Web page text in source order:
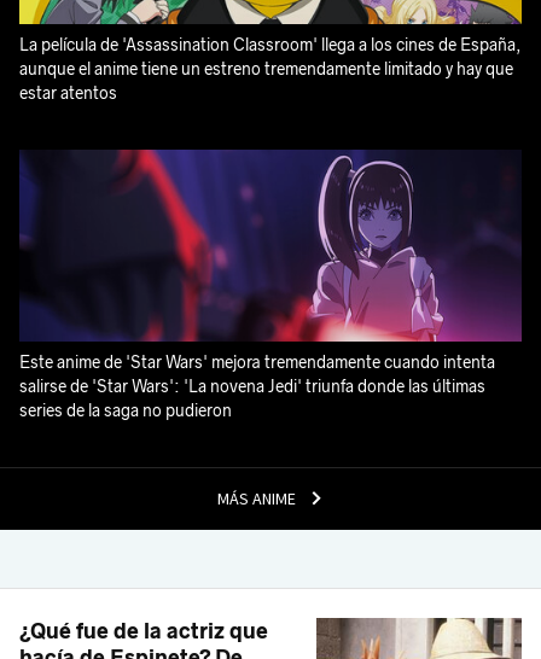
MÁS ANIME
La película de 'Assassination Classroom' llega a los cines de España,
aunque el anime tiene un estreno tremendamente limitado y hay que
estar atentos
Este anime de 'Star Wars' mejora tremendamente cuando intenta
salirse de 'Star Wars': 'La novena Jedi' triunfa donde las últimas
series de la saga no pudieron
¿Qué fue de la actriz que